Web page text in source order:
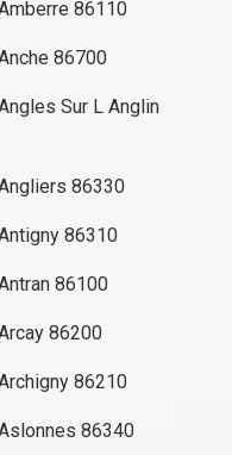
86110
86700
Sur L Anglin
86330
86310
86100
86200
86210
86340